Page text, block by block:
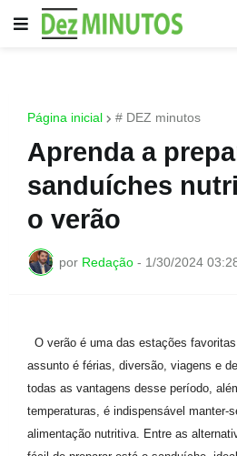
Página inicial # DEZ minutos
Aprenda a
sanduíches
o verão
por Redação - 1/30/2024
O verão é uma das estações
assunto é férias, diversão, viagens e
todas as vantagens desse período,
temperaturas, é indispensável manter-
alimentação nutritiva. Entre as